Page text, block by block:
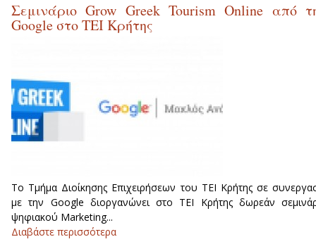
Σεμινάριο Grow Greek Tourism Online από
Google στο ΤΕΙ Κρήτης
Το Tμήμα Διοίκησης Επιχειρήσεων του ΤΕΙ Κρήτης σε
με την Google διοργανώνει στο ΤΕΙ Κρήτης δωρεάν
ψηφιακού Marketing...
Διαβάστε περισσότερα